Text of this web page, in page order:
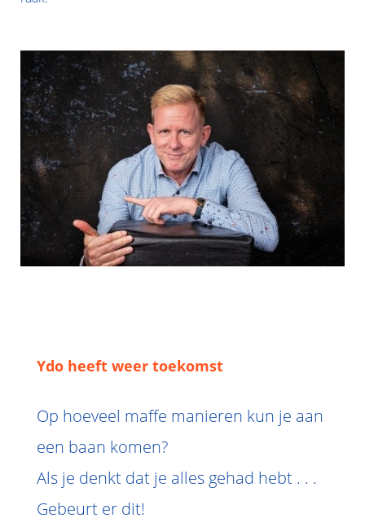
Ydo heeft weer toekomst
Op hoeveel maffe manieren kun je aan
een baan komen?
Als je denkt dat je alles gehad hebt . . .
Gebeurt er dit!